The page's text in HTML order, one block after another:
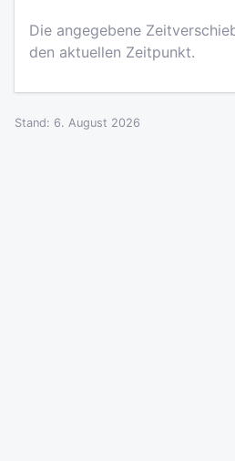
Die angegebene
den aktuellen Zeitpunkt.
Stand: 6. August 2026